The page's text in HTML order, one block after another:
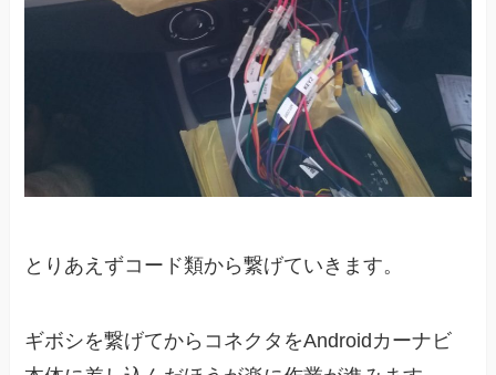
とりあえずコード類から繋げていきます。
ギボシを繋げてからコネクタをAndroidカーナビ